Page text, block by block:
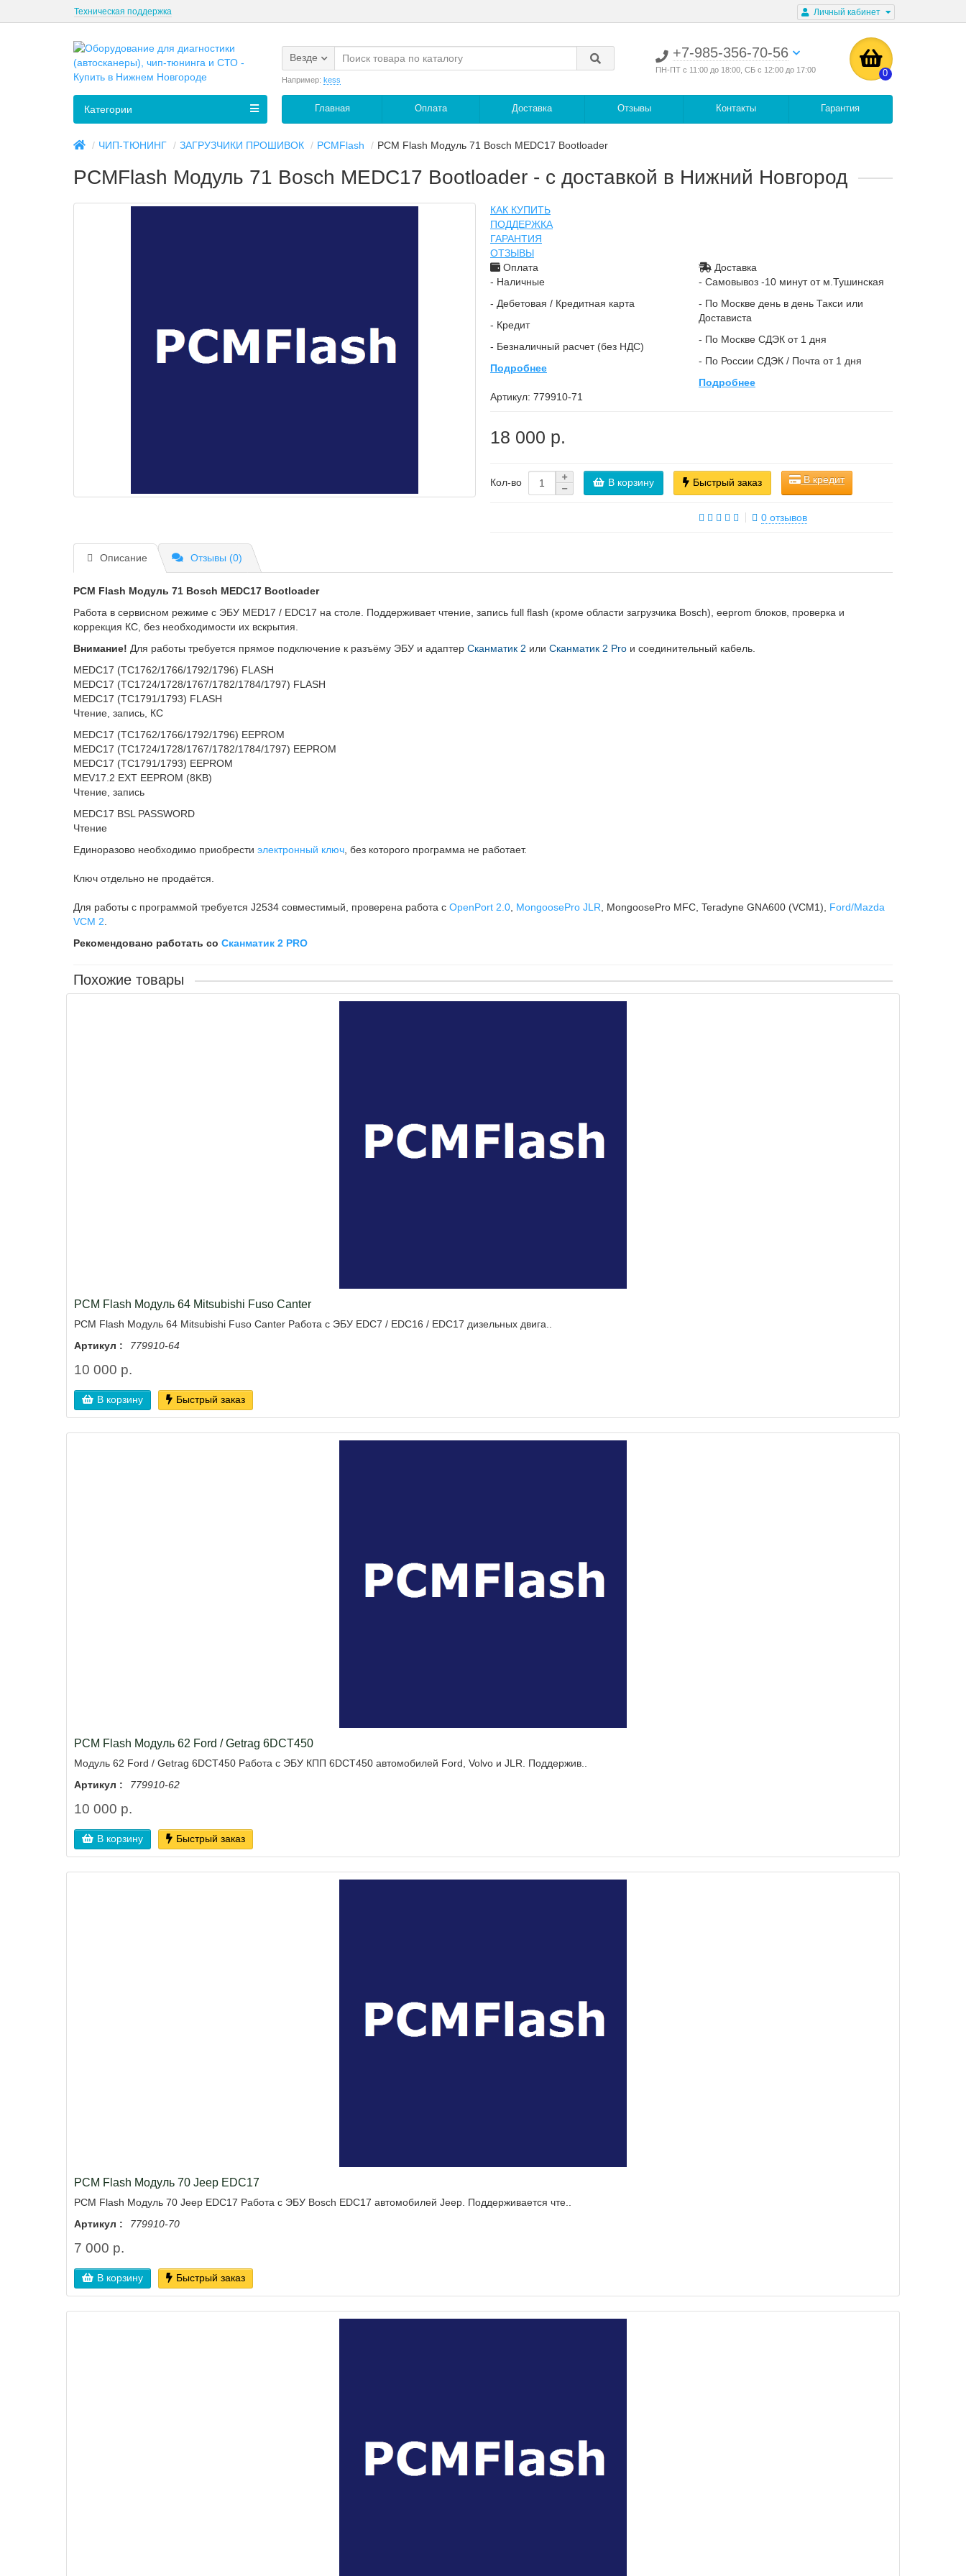
Личный кабинет
Техническая поддержка
+7-985-356-70-56
ПН-ПТ с 11:00 до 18:00, СБ с 12:00 до 17:00 0
Везде
Например: kess
Главная Оплата Доставка Отзывы Контакты Гарантия
Категории
ЧИП-ТЮНИНГ ЗАГРУЗЧИКИ ПРОШИВОК PCMFlash PCM Flash Модуль 71 Bosch MEDC17 Bootloader
PCMFlash Модуль 71 Bosch MEDC17 Bootloader - с доставкой в Нижний Новгород
КАК КУПИТЬ
ПОДДЕРЖКА
ГАРАНТИЯ
ОТЗЫВЫ
Оплата
- Наличные
- Дебетовая / Кредитная карта
- Кредит
- Безналичный расчет (без НДС)
Подробнее
Доставка
- Самовывоз -10 минут от м.Тушинская
- По Москве день в день Такси или
Достависта
- По Москве СДЭК от 1 дня
- По России СДЭК / Почта от 1 дня
Подробнее
Артикул: 779910-71
18 000 р.
Кол-во В корзину Быстрый заказ В кредит
0 отзывов
Описание Отзывы (0)
PCM Flash Модуль 71 Bosch MEDC17 Bootloader
Работа в сервисном режиме с ЭБУ MED17 / EDC17 на столе. Поддерживает чтение, запись full flash (кроме области загрузчика Bosch), eeprom блоков, проверка и
коррекция КС, без необходимости их вскрытия.
Внимание! Для работы требуется прямое подключение к разъёму ЭБУ и адаптер Сканматик 2 или Сканматик 2 Pro и соединительный кабель.
MEDC17 (TC1762/1766/1792/1796) FLASH
MEDC17 (TC1724/1728/1767/1782/1784/1797) FLASH
MEDC17 (TC1791/1793) FLASH
Чтение, запись, КС
MEDC17 (TC1762/1766/1792/1796) EEPROM
MEDC17 (TC1724/1728/1767/1782/1784/1797) EEPROM
MEDC17 (TC1791/1793) EEPROM
MEV17.2 EXT EEPROM (8KB)
Чтение, запись
MEDC17 BSL PASSWORD
Чтение
Единоразово необходимо приобрести электронный ключ , без которого программа не работает.
Ключ отдельно не продаётся.
Для работы с программой требуется J2534 совместимый, проверена работа с OpenPort 2.0 MongoosePro JLR , MongoosePro MFC, Teradyne GNA600 (VCM1), Ford/Mazda
VCM 2
Рекомендовано работать со Сканматик 2 PRO
Похожие товары
PCM Flash Модуль 64 Mitsubishi Fuso Canter
PCM Flash Модуль 64 Mitsubishi Fuso Canter Работа с ЭБУ EDC7 / EDC16 / EDC17 дизельных двига..
Артикул :
779910-64
10 000 р.
В корзину Быстрый заказ
PCM Flash Модуль 62 Ford / Getrag 6DCT450
Модуль 62 Ford / Getrag 6DCT450 Работа с ЭБУ КПП 6DCT450 автомобилей Ford, Volvo и JLR. Поддержив..
Артикул :
779910-62
10 000 р.
В корзину Быстрый заказ
PCM Flash Модуль 70 Jeep EDC17
PCM Flash Модуль 70 Jeep EDC17 Работа с ЭБУ Bosch EDC17 автомобилей Jeep. Поддерживается чте..
Артикул :
779910-70
7 000 р.
В корзину Быстрый заказ